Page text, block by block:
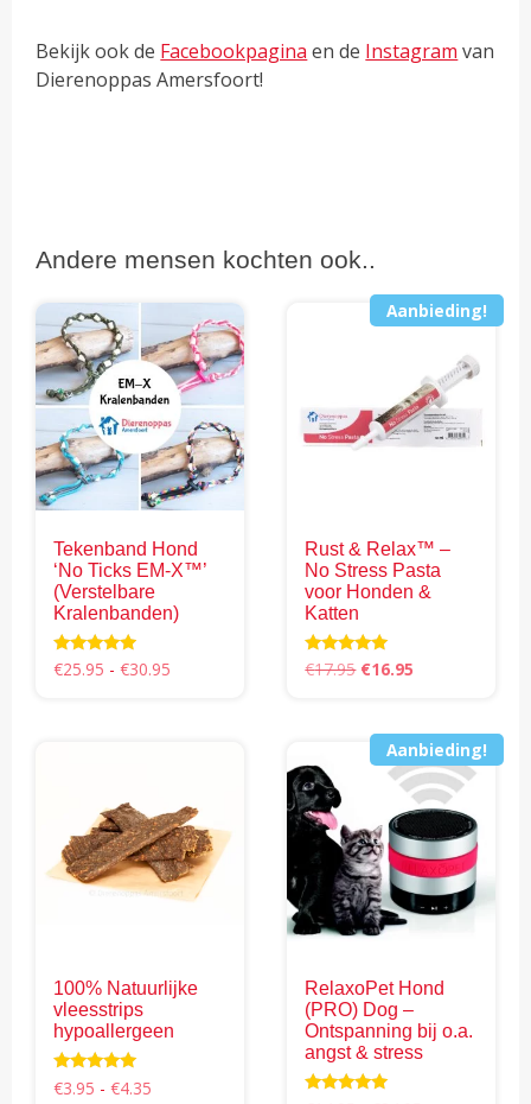
Bekijk ook de Facebookpagina en de Instagram van
Dierenoppas Amersfoort!
Andere mensen kochten ook..
Tekenband Hond
‘No Ticks EM-X™’
(Verstelbare
Kralenbanden)
Waardering
4.69
€25.95 - €30.95
variaties.
Deze
optie
op
de
productpagina
Aanbieding!
Rust & Relax™ –
No Stress Pasta
voor Honden &
Katten
Waardering
5.00
€17.95 Oorspronkelijke
€17.95.
€16.95
€16.95.
100% Natuurlijke
vleesstrips
hypoallergeen
Waardering
5.00
€3.95 - €4.35
Aanbieding!
RelaxoPet Hond
(PRO) Dog –
Ontspanning bij o.a.
angst & stress